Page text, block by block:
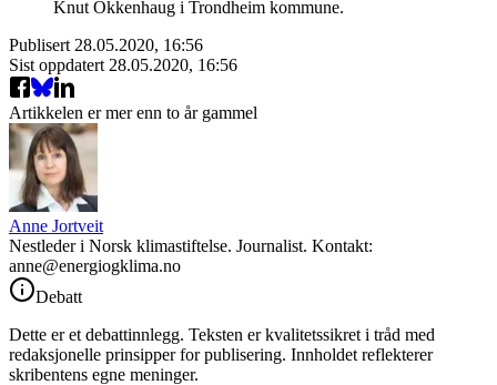
Knut Okkenhaug i Trondheim kommune.
Publisert 28.05.2020, 16:56
Sist oppdatert 28.05.2020, 16:56
Artikkelen er mer enn to år gammel
Anne Jortveit
Nestleder i Norsk klimastiftelse. Journalist. Kontakt:
anne@energiogklima.no
Debatt
Dette er et debattinnlegg. Teksten er kvalitetssikret i tråd med
redaksjonelle prinsipper for publisering. Innholdet reflekterer
skribentens egne meninger.